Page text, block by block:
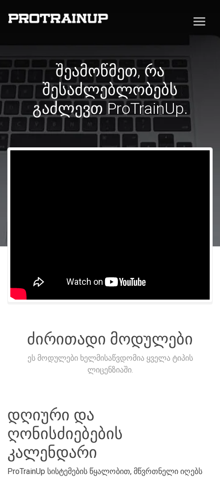
შეამოწმეთ, რა
შესაძლებლობებს
გაძლევთ ProTrainUp.
ძირითადი მოდულები
ეს მოდულები ხელმისაწვდომია ყველა ტიპის
ლიცენზიაში.
დღიური და
ღონისძიებების
კალენდარი
ProTrainUp სისტემების წყალობით, მწვრთნელი იღებს